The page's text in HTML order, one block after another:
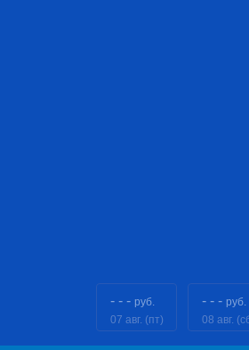
- - - руб.
07 авг. (пт)
- - - руб.
08 авг.